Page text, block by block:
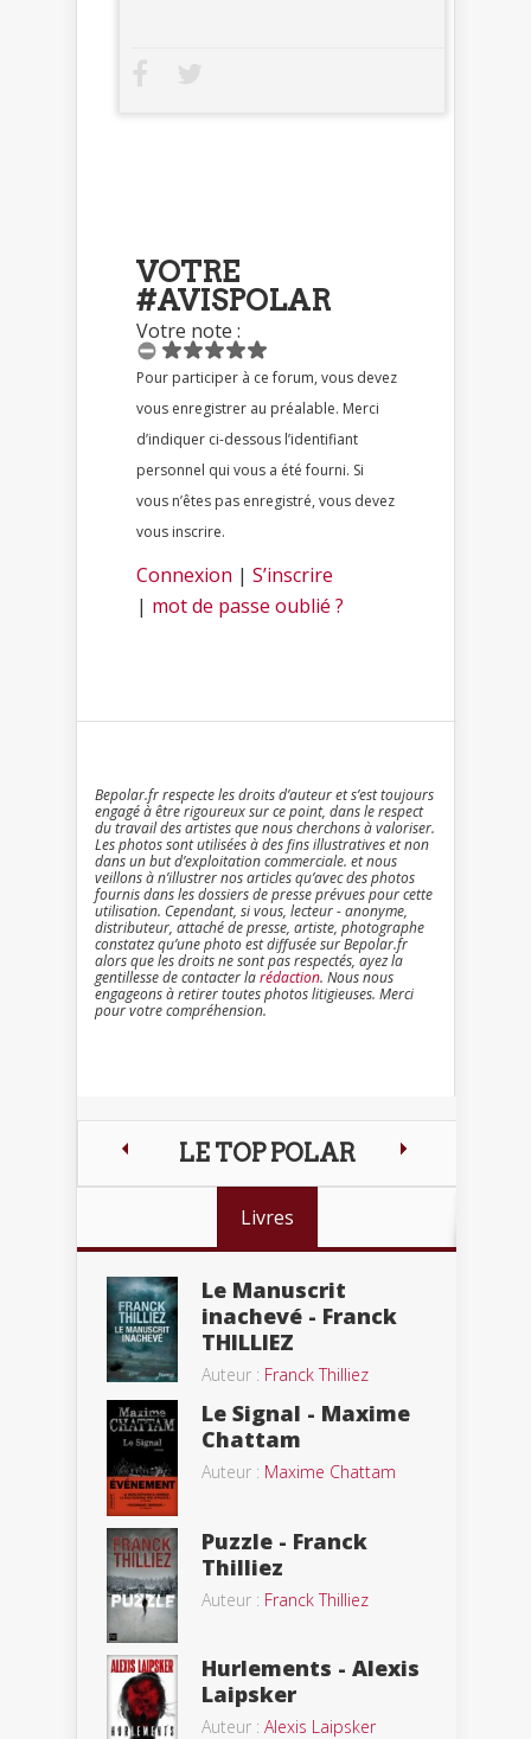
VOTRE
#AVISPOLAR
Votre note :
Pour participer à ce forum, vous devez
vous enregistrer au préalable. Merci
d’indiquer ci-dessous l’identifiant
personnel qui vous a été fourni. Si
vous n’êtes pas enregistré, vous devez
vous inscrire.
Connexion | S’inscrire
| mot de passe oublié ?
Bepolar.fr respecte les droits d’auteur et s’est toujours
engagé à être rigoureux sur ce point, dans le respect
du travail des artistes que nous cherchons à valoriser.
Les photos sont utilisées à des fins illustratives et non
dans un but d’exploitation commerciale. et nous
veillons à n’illustrer nos articles qu’avec des photos
fournis dans les dossiers de presse prévues pour cette
utilisation. Cependant, si vous, lecteur - anonyme,
distributeur, attaché de presse, artiste, photographe
constatez qu’une photo est diffusée sur Bepolar.fr
alors que les droits ne sont pas respectés, ayez la
gentillesse de contacter larédaction. Nous nous
engageons à retirer toutes photos litigieuses. Merci
pour votre compréhension.
LE TOP POLAR
Livres
Le Manuscrit
inachevé - Franck
THILLIEZ
Auteur : Franck Thilliez
Le Signal - Maxime
Chattam
Auteur : Maxime Chattam
Puzzle - Franck
Thilliez
Auteur : Franck Thilliez
Hurlements - Alexis
Laipsker
Auteur : Alexis Laipsker